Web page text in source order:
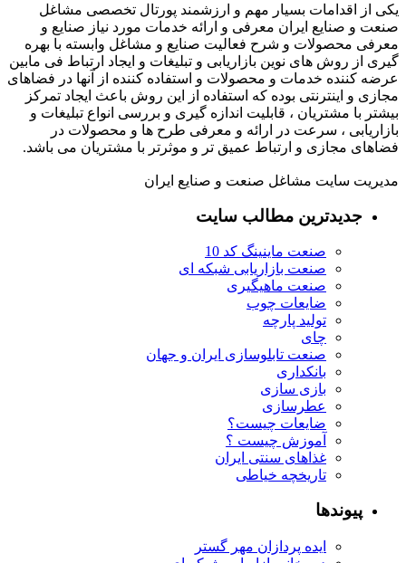
یکی از اقدامات بسیار مهم و ارزشمند پورتال تخصصی مشاغل
صنعت و صنایع ایران معرفی و ارائه خدمات مورد نیاز صنایع و
معرفی محصولات و شرح فعالیت صنایع و مشاغل وابسته با بهره
گیری از روش های نوین بازاریابی و تبلیغات و ایجاد ارتباط فی مابین
عرضه کننده خدمات و محصولات و استفاده کننده از آنها در فضاهای
مجازی و اینترنتی بوده که استفاده از این روش باعث ایجاد تمرکز
بیشتر با مشتریان ، قابلیت اندازه گیری و بررسی انواع تبلیغات و
بازاریابی ، سرعت در ارائه و معرفی طرح ها و محصولات در
فضاهای مجازی و ارتباط عمیق تر و موثرتر با مشتریان می باشد.
مدیریت سایت مشاغل صنعت و صنایع ایران
جدیدترین مطالب سایت
صنعت ماینینگ کد 10
صنعت بازاریابی شبکه ای
صنعت ماهیگیری
ضایعات چوب
تولید پارچه
چای
صنعت تابلوسازی ایران و جهان
بانکداری
بازی سازی
عطرسازی
ضایعات چیست؟
آموزش چیست ؟
غذاهای سنتی ایران
تاریخچه خیاطی
پیوندها
ایده پردازان مهر گستر